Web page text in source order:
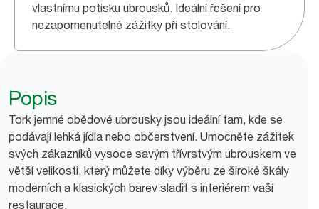
vlastnímu potisku ubrousků. Ideální řešení pro
nezapomenutelné zážitky při stolování.
Popis
Tork jemné obědové ubrousky jsou ideální tam, kde se
podávají lehká jídla nebo občerstvení. Umocněte zážitek
svých zákazníků vysoce savým třívrstvým ubrouskem ve
větší velikosti, který můžete díky výběru ze široké škály
moderních a klasických barev sladit s interiérem vaší
restaurace.